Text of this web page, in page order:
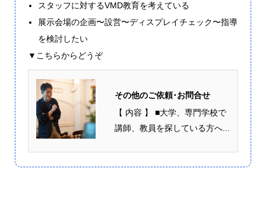
スタッフに対するVMD教育を考えている
展示会場の企画〜設営〜ディスプレイチェック〜指導
を検討したい
▼こちらからどうぞ
その他のご依頼･お問合せ
【 内容 】 ■大学、専門学校で
講師、教員を探している方へ...